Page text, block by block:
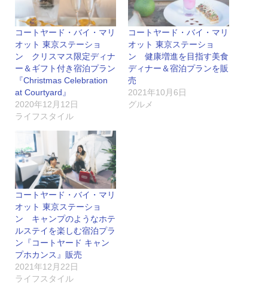
コートヤード・バイ・マリ
オット 東京ステーショ
ン クリスマス限定ディナ
ー＆ギフト付き宿泊プラン
『Christmas Celebration
at Courtyard』
2020年12月12日
ライフスタイル
コートヤード・バイ・マリ
オット 東京ステーショ
ン 健康増進を目指す美食
ディナー＆宿泊プランを販
売
2021年10月6日
グルメ
コートヤード・バイ・マリ
オット 東京ステーショ
ン キャンプのようなホテ
ルステイを楽しむ宿泊プラ
ン『コートヤード キャン
プホカンス』販売
2021年12月22日
ライフスタイル